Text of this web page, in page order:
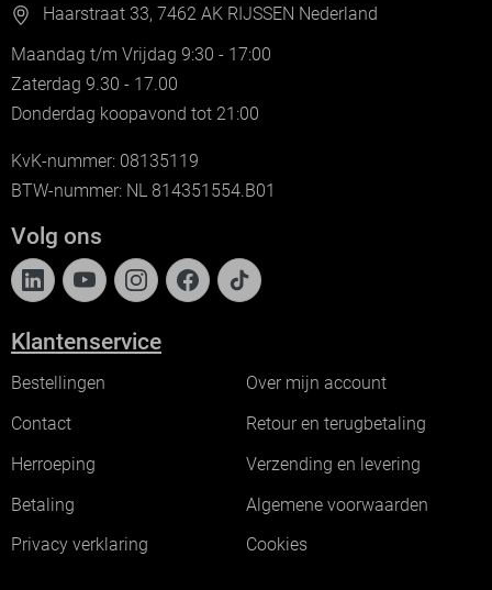
Haarstraat 33, 7462 AK RIJSSEN Nederland
Maandag t/m Vrijdag 9:30 - 17:00
Zaterdag 9.30 - 17.00
Donderdag koopavond tot 21:00
KvK-nummer: 08135119
BTW-nummer: NL 814351554.B01
Volg ons
Klantenservice
Bestellingen
Over mijn account
Contact
Retour en terugbetaling
Herroeping
Verzending en levering
Betaling
Algemene voorwaarden
Privacy verklaring
Cookies